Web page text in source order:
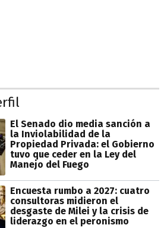
El Senado dio media sanción a
la Inviolabilidad de la
Propiedad Privada: el Gobierno
tuvo que ceder en la Ley del
Manejo del Fuego
Encuesta rumbo a 2027: cuatro
consultoras midieron el
desgaste de Milei y la crisis de
liderazgo en el peronismo